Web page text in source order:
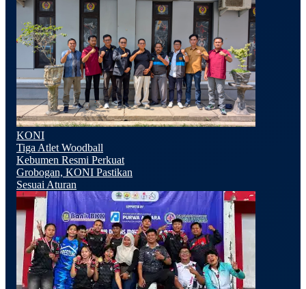
KONI
Tiga Atlet Woodball
Kebumen Resmi Perkuat
Grobogan, KONI Pastikan
Sesuai Aturan